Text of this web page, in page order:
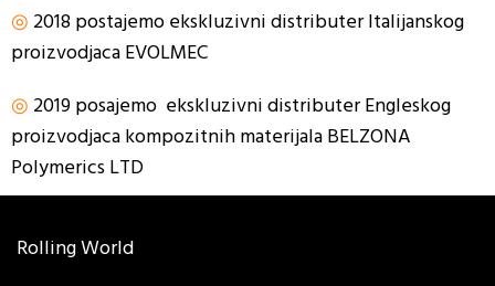
◎ 2018 postajemo ekskluzivni distributer Italijanskog
proizvodjaca EVOLMEC
◎ 2019 posajemo ekskluzivni distributer Engleskog
proizvodjaca kompozitnih materijala BELZONA
Polymerics LTD
Rolling World